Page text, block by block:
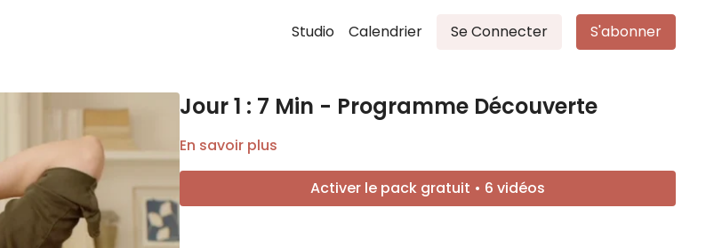
Studio Calendrier Se Connecter S'abonner
Jour 1 : 7 Min - Programme Découverte
En savoir plus
Activer le pack gratuit • 6 vidéos